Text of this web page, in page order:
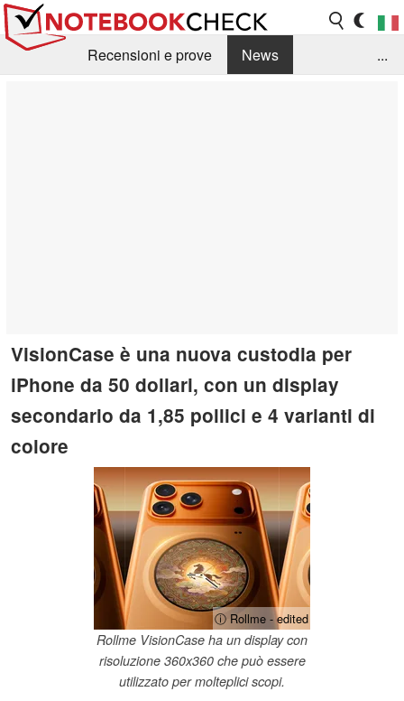
Recensioni e prove
News
...
VisionCase è una nuova custodia per
iPhone da 50 dollari, con un display
secondario da 1,85 pollici e 4 varianti di
colore
ⓘ Rollme - edited
Rollme VisionCase ha un display con
risoluzione 360x360 che può essere
utilizzato per molteplici scopi.